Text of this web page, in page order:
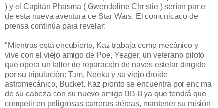
) y el Capitán Phasma ( Gwendoline Christie ) serían parte
de esta nueva aventura de Star Wars. El comunicado de
prensa continúa para revelar:
"Mientras está encubierto, Kaz trabaja como mecánico y
vive con el viejo amigo de Poe, Yeager, un veterano piloto
que opera un taller de reparación de naves estelar dirigido
por su tripulación: Tam, Neeku y su viejo droide
astromecánico, Bucket. Kaz pronto se encuentra por encima
de su cabeza con su nuevo amigo BB-8 ya que tendrá que
competir en peligrosas carreras aéreas, mantener su misión